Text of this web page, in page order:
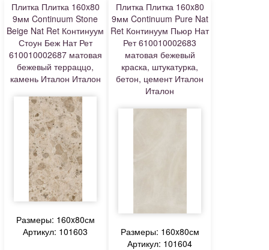
Плитка Плитка 160x80
9мм Continuum Stone
Beige Nat Ret Континуум
Стоун Беж Нат Рет
610010002687 матовая
бежевый терраццо,
камень Италон Италон
Размеры: 160x80см
Артикул: 101603
Плитка Плитка 160x80
9мм Continuum Pure Nat
Ret Континуум Пьюр Нат
Рет 610010002683
матовая бежевый
краска, штукатурка,
бетон, цемент Италон
Италон
Размеры: 160x80см
Артикул: 101604